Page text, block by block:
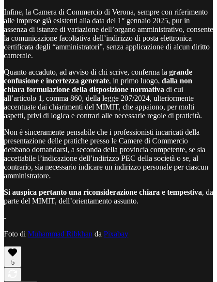
Infine, la Camera di Commercio di Verona, sempre con riferimento
alle imprese già esistenti alla data del 1° gennaio 2025, pur in
assenza di istanze di variazione dell’organo amministrativo, consente
la comunicazione facoltativa dell’indirizzo di posta elettronica
certificata degli “amministratori”, senza applicazione di alcun diritto
camerale.
Quanto accaduto, ad avviso di chi scrive, conferma la grande
confusione e incertezza generate, in primo luogo, dalla non
chiara formulazione della disposizione normativa di cui
all’articolo 1, comma 860, della legge 207/2024, ulteriormente
accentuate dai chiarimenti del MIMIT, che appaiono, per molti
aspetti, privi di logica e contrari alle necessarie regole di praticità.
Non è sinceramente pensabile che i professionisti incaricati della
presentazione delle pratiche presso le Camere di Commercio
debbano domandarsi, a seconda della provincia competente, se sia
accettabile l’indicazione dell’indirizzo PEC della società o se, al
contrario, sia necessario indicare un indirizzo personale per ciascun
amministratore.
Si auspica pertanto una riconsiderazione chiara e tempestiva, da
parte del MIMIT, dell’orientamento assunto.
-
Foto di Muhammad Ribkhan da Pixabay
5